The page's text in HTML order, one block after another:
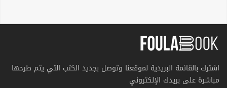
اشترك بالقائمة البريدية لموقعنا وتوصل بجديد الكتب التي يتم طرحها
مباشرة على بريدك الإلكتروني